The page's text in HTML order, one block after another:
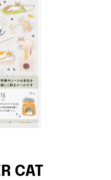
CAT